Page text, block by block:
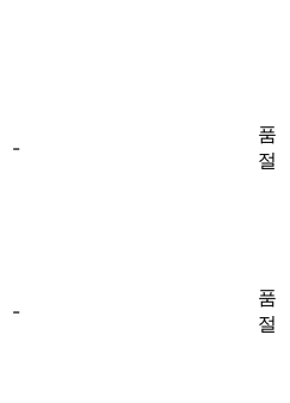
-
품
절
-
품
절